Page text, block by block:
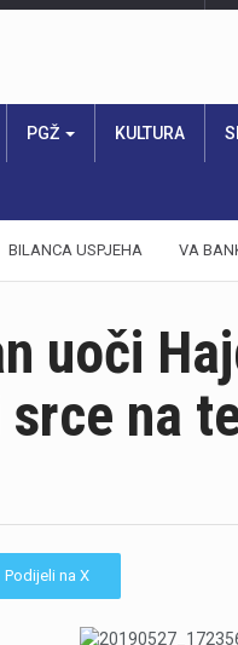
PGŽ KULTURA
BILANCA USPJEHA VA
uoči
na
Podijeli na X